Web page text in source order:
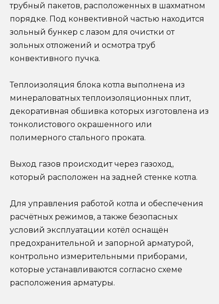
трубный пакетов, расположенных в шахматном
порядке. Под конвективной частью находится
зольный бункер с лазом для очистки от
зольных отложений и осмотра труб
конвективного пучка.
Теплоизоляция блока котла выполнена из
минераловатных теплоизоляционных плит,
декоративная обшивка которых изготовлена из
тонколистового окрашенного или
полимерного стального проката.
Выход газов происходит через газоход,
который расположен на задней стенке котла.
Для управления работой котла и обеспечения
расчётных режимов, а также безопасных
условий эксплуатации котёл оснащён
предохранительной и запорной арматурой,
контрольно измерительными приборами,
которые устанавливаются согласно схеме
расположения арматуры.